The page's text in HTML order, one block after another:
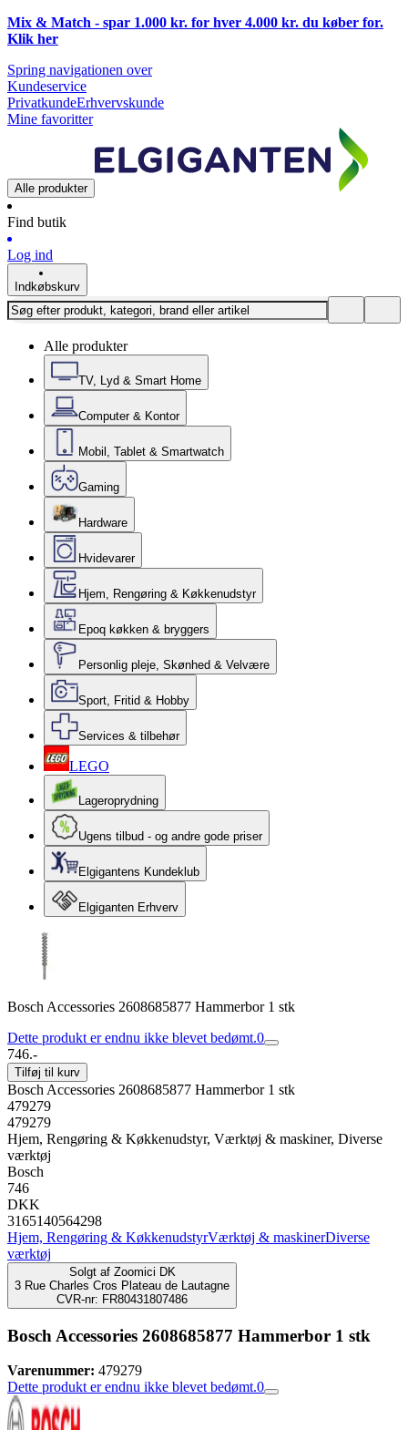
Mix & Match - spar 1.000 kr. for hver 4.000 kr. du køber for.
Klik her
Spring navigationen over
Kundeservice
PrivatkundeErhvervskunde
Mine favoritter
Alle produkter
Find butik
Log ind
Indkøbskurv
Alle produkter
TV, Lyd & Smart Home
Computer & Kontor
Mobil, Tablet & Smartwatch
Gaming
Hardware
Hvidevarer
Hjem, Rengøring & Køkkenudstyr
Epoq køkken & bryggers
Personlig pleje, Skønhed & Velvære
Sport, Fritid & Hobby
Services & tilbehør
LEGO
Lageroprydning
Ugens tilbud - og andre gode priser
Elgigantens Kundeklub
Elgiganten Erhverv
Bosch Accessories 2608685877 Hammerbor 1 stk
Dette produkt er endnu ikke blevet bedømt.0
746.-
Tilføj til kurv
Bosch Accessories 2608685877 Hammerbor 1 stk
479279
479279
Hjem, Rengøring & Køkkenudstyr, Værktøj & maskiner, Diverse
værktøj
Bosch
746
DKK
3165140564298
Hjem, Rengøring & KøkkenudstyrVærktøj & maskinerDiverse
værktøj
Solgt af Zoomici DK
3 Rue Charles Cros Plateau de Lautagne
CVR-nr: FR80431807486
Bosch Accessories 2608685877 Hammerbor 1 stk
Varenummer: 479279
Dette produkt er endnu ikke blevet bedømt.0